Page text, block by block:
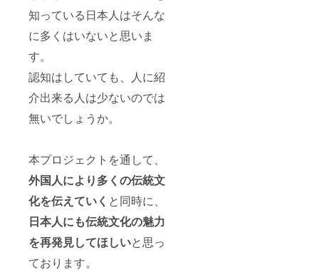
知っている日本人はそんな
に多くはいないと思いま
す。
認知はしていても、人に紹
介出来る人は少ないのでは
無いでしょうか。
本プロジェクトを通して、
外国人により多くの伝統文
化を伝えていく と同時に、
日本人にも伝統文化の魅力
を再発見してほしいと思っ
ております。